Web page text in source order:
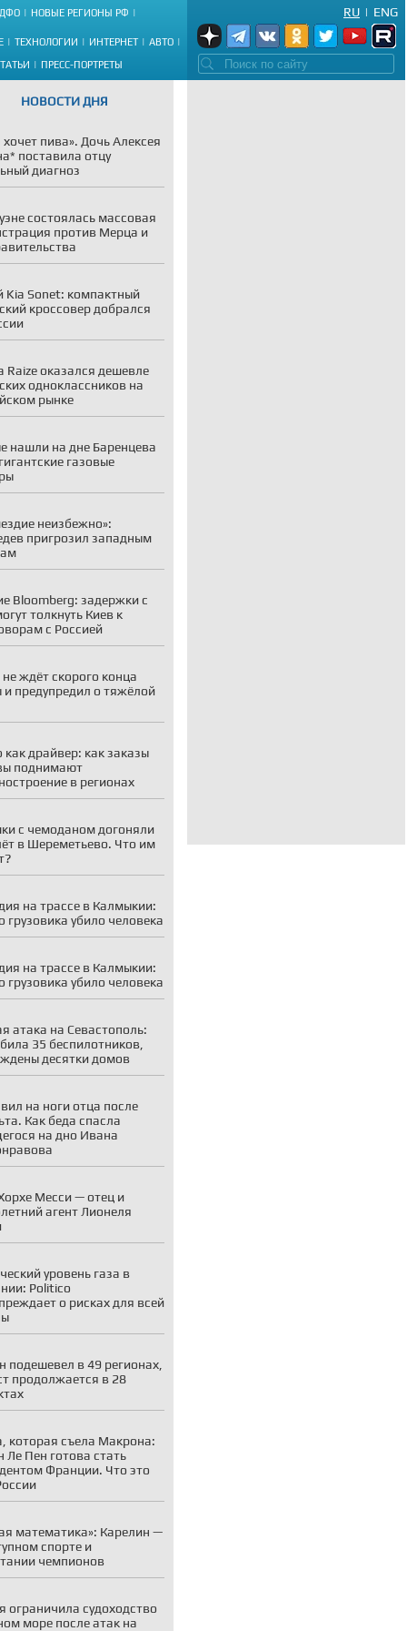
ДФО НОВЫЕ РЕГИОНЫ РФ
ТЕХНОЛОГИИ ИНТЕРНЕТ АВТО
ПРЕСС-ПОРТРЕТЫ
ENG
|
RU
НОВОСТИ ДНЯ
пива». Дочь Алексея
поставила отцу
диагноз
состоялась массовая
против Мерца и
Kia Sonet: компактный
кроссовер добрался
Raize оказался дешевле
одноклассников на
рынке
нашли на дне Баренцева
газовые
неизбежно»:
пригрозил западным
Bloomberg: задержки с
толкнуть Киев к
с Россией
не ждёт скорого конца
и предупредил о тяжёлой
как драйвер: как заказы
поднимают
в регионах
с чемоданом догоняли
в Шереметьево. Что им
на трассе в Калмыкии:
грузовика убило человека
на трассе в Калмыкии:
грузовика убило человека
атака на Севастополь:
35 беспилотников,
десятки домов
на ноги отца после
Как беда спасла
на дно Ивана
Месси — отец и
агент Лионеля
уровень газа в
Politico
о рисках для всей
подешевел в 49 регионах,
продолжается в 28
которая съела Макрона:
Ле Пен готова стать
Франции. Что это
математика»: Карелин —
спорте и
чемпионов
ограничила судоходство
море после атак на